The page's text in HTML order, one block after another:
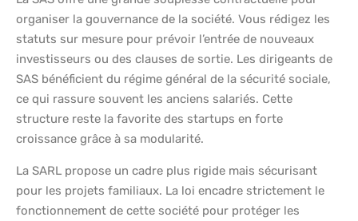
organiser la gouvernance de la société. Vous rédigez les
statuts sur mesure pour prévoir l’entrée de nouveaux
investisseurs ou des clauses de sortie. Les dirigeants de
SAS bénéficient du régime général de la sécurité sociale,
ce qui rassure souvent les anciens salariés. Cette
structure reste la favorite des startups en forte
croissance grâce à sa modularité.
La SARL propose un cadre plus rigide mais sécurisant
pour les projets familiaux. La loi encadre strictement le
fonctionnement de cette société pour protéger les